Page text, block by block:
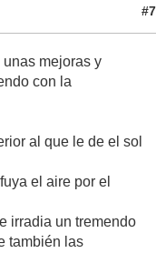
#7
mejoras y
con la
al que le de el sol
el aire por el
irradia un tremendo
también las